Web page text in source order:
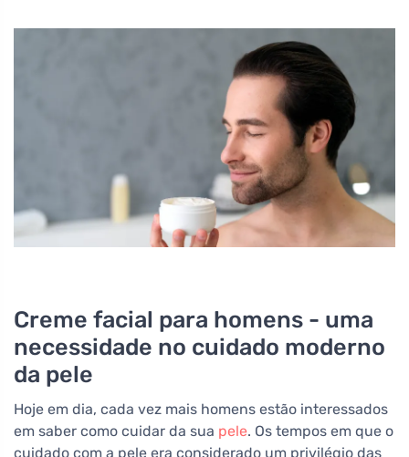
Creme facial para homens - uma
necessidade no cuidado moderno
da pele
Hoje em dia, cada vez mais homens estão interessados
em saber como cuidar da sua pele. Os tempos em que o
cuidado com a pele era considerado um privilégio das